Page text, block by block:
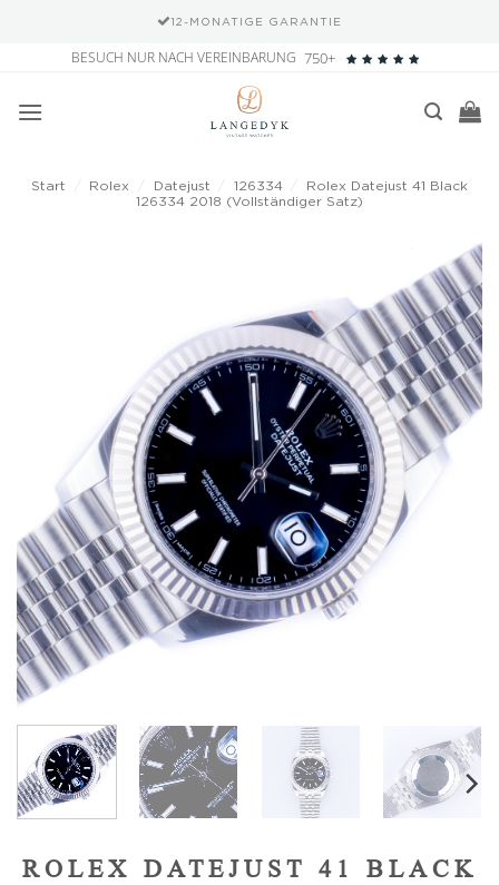
12-MONATIGE GARANTIE
springen
BESUCH NUR NACH VEREINBARUNG 750+
Start Rolex Datejust 126334
Rolex Datejust 41 Black
126334 2018 (Vollständiger Satz)
Add to
wishlist
ROLEX DATEJUST 41 BLACK